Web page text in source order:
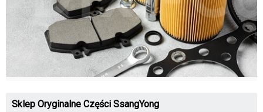
Sklep Oryginalne Części SsangYong